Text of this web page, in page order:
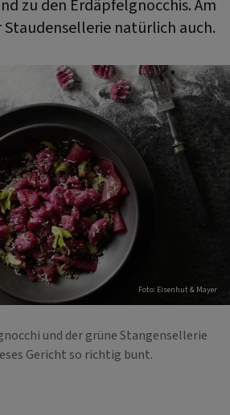
zu den Erdäpfelgnocchis. Am
Staudensellerie natürlich auch.
Foto: Eisenhut & Mayer
und der grüne Stangensellerie
Gericht so richtig bunt.